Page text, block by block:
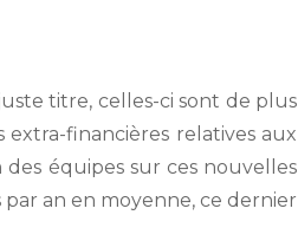
titre, celles-ci sont de plus
financières relatives aux
équipes sur ces nouvelles
an en moyenne, ce dernier